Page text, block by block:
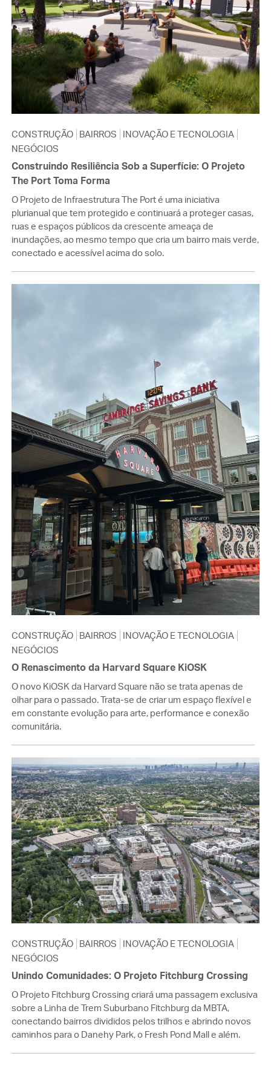
CONSTRUÇÃO BAIRROS
INOVAÇÃO E TECNOLOGIA
NEGÓCIOS
Construindo Resiliência Sob a Superfície: O Projeto
The Port Toma Forma
O Projeto de Infraestrutura The Port é uma iniciativa
plurianual que tem protegido e continuará a proteger casas,
ruas e espaços públicos da crescente ameaça de
inundações, ao mesmo tempo que cria um bairro mais verde,
conectado e acessível acima do solo.
CONSTRUÇÃO BAIRROS
INOVAÇÃO E TECNOLOGIA
NEGÓCIOS
O Renascimento da Harvard Square KiOSK
O novo KiOSK da Harvard Square não se trata apenas de
olhar para o passado. Trata-se de criar um espaço flexível e
em constante evolução para arte, performance e conexão
comunitária.
CONSTRUÇÃO BAIRROS
INOVAÇÃO E TECNOLOGIA
NEGÓCIOS
Unindo Comunidades: O Projeto Fitchburg Crossing
O Projeto Fitchburg Crossing criará uma passagem exclusiva
sobre a Linha de Trem Suburbano Fitchburg da MBTA,
conectando bairros divididos pelos trilhos e abrindo novos
caminhos para o Danehy Park, o Fresh Pond Mall e além.